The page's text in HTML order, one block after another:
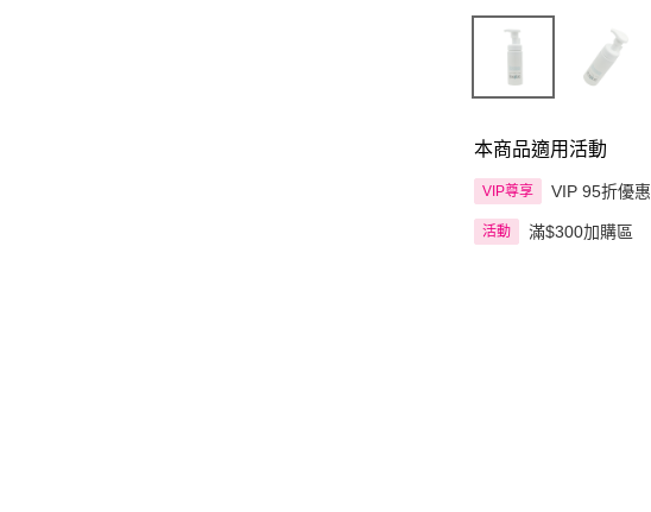
本商品適用活動
VIP尊享 VIP 95折優惠
活動 滿$300加購區